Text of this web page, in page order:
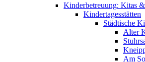
Kinderbetreuung: Kitas
Kindertagesstätten
Städtische
Alter
Am